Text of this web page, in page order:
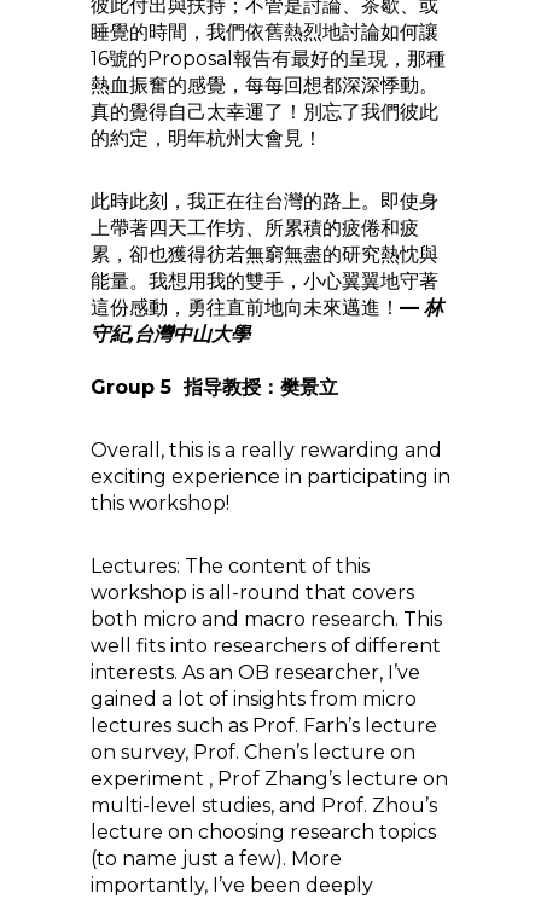
彼此付出與扶持；不管是討論、茶歇、或
睡覺的時間，我們依舊熱烈地討論如何讓
16號的Proposal報告有最好的呈現，那種
熱血振奮的感覺，每每回想都深深悸動。
真的覺得自己太幸運了！別忘了我們彼此
的約定，明年杭州大會見！
此時此刻，我正在往台灣的路上。即使身
上帶著四天工作坊、所累積的疲倦和疲
累，卻也獲得彷若無窮無盡的研究熱忱與
能量。我想用我的雙手，小心翼翼地守著
這份感動，勇往直前地向未來邁進！ — 林
守紀,台灣中山大學
Group 5 指导教授：樊景立
Overall, this is a really rewarding and
exciting experience in participating in
this workshop!
Lectures: The content of this
workshop is all-round that covers
both micro and macro research. This
well fits into researchers of different
interests. As an OB researcher, I’ve
gained a lot of insights from micro
lectures such as Prof. Farh’s lecture
on survey, Prof. Chen’s lecture on
experiment , Prof Zhang’s lecture on
multi-level studies, and Prof. Zhou’s
lecture on choosing research topics
(to name just a few). More
importantly, I’ve been deeply